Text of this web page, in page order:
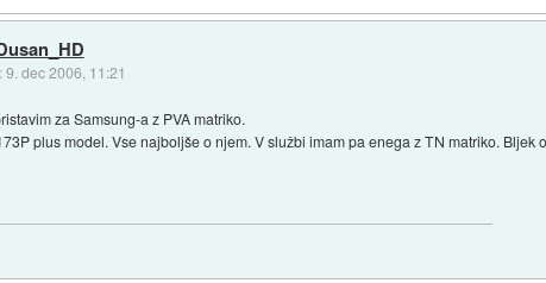
9. dec 2006, 11:21
za Samsung-a z PVA matriko.
plus model. Vse najboljše o njem. V službi imam pa enega z TN matriko.